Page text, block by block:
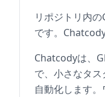
リポジトリ内
です。
Chatcodyは、
で、小さなタ
自動化します